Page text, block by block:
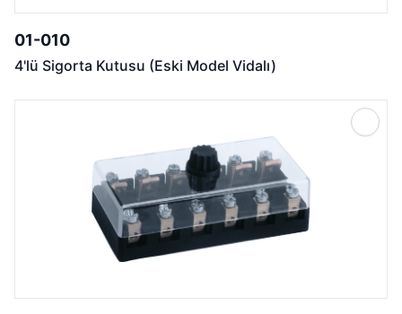
01-010
4'lü Sigorta Kutusu (Eski Model Vidalı)